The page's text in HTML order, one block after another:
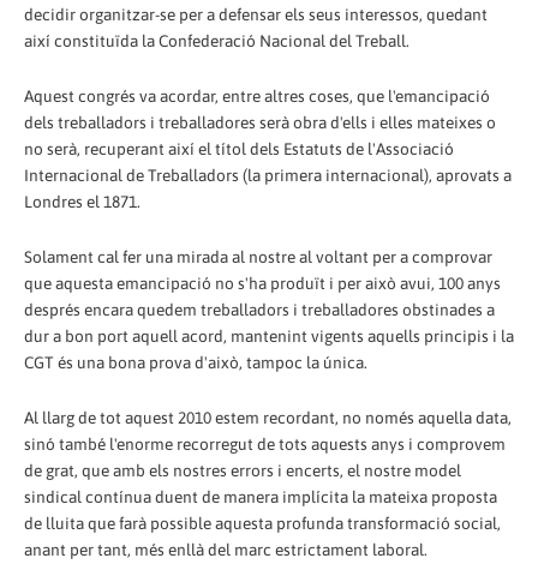
decidir organitzar-se per a defensar els seus interessos, quedant
així constituïda la Confederació Nacional del Treball.
Aquest congrés va acordar, entre altres coses, que l'emancipació
dels treballadors i treballadores serà obra d'ells i elles mateixes o
no serà, recuperant així el títol dels Estatuts de l'Associació
Internacional de Treballadors (la primera internacional), aprovats a
Londres el 1871.
Solament cal fer una mirada al nostre al voltant per a comprovar
que aquesta emancipació no s'ha produït i per això avui, 100 anys
després encara quedem treballadors i treballadores obstinades a
dur a bon port aquell acord, mantenint vigents aquells principis i la
CGT és una bona prova d'això, tampoc la única.
Al llarg de tot aquest 2010 estem recordant, no només aquella data,
sinó també l'enorme recorregut de tots aquests anys i comprovem
de grat, que amb els nostres errors i encerts, el nostre model
sindical contínua duent de manera implícita la mateixa proposta
de lluita que farà possible aquesta profunda transformació social,
anant per tant, més enllà del marc estrictament laboral.